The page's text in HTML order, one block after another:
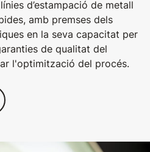
d’estampació de metall
amb premses dels
en la seva capacitat per
de qualitat del
l'optimització del procés.